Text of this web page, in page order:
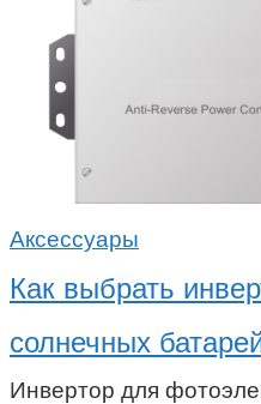
Аксессуары
Как выбрать
солнечных
Инвертор для